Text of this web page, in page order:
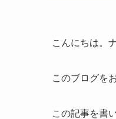
こんにちは。
このブログを
この記事を書